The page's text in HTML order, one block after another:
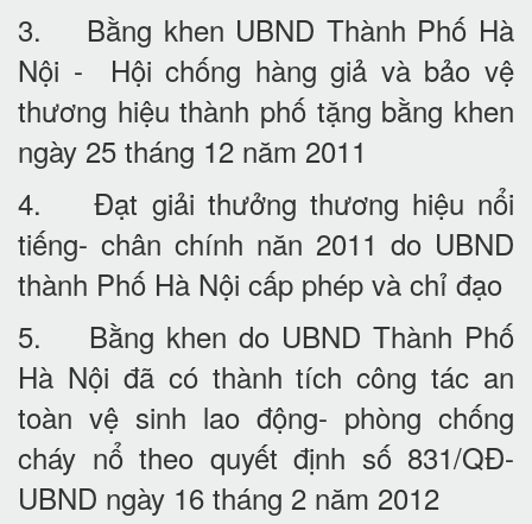
3. Bằng khen UBND Thành Phố Hà
Nội - Hội chống hàng giả và bảo vệ
thương hiệu thành phố tặng bằng khen
ngày 25 tháng 12 năm 2011
4. Đạt giải thưởng thương hiệu nổi
tiếng- chân chính năn 2011 do UBND
thành Phố Hà Nội cấp phép và chỉ đạo
5. Bằng khen do UBND Thành Phố
Hà Nội đã có thành tích công tác an
toàn vệ sinh lao động- phòng chống
cháy nổ theo quyết định số 831/QĐ-
UBND ngày 16 tháng 2 năm 2012